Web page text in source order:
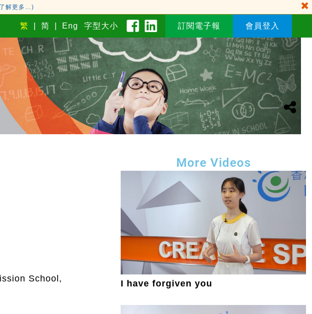
解更多…)
繁 简 Eng 字型大小 訂閱電子報 會員登入
School,
More Videos
I have forgiven you